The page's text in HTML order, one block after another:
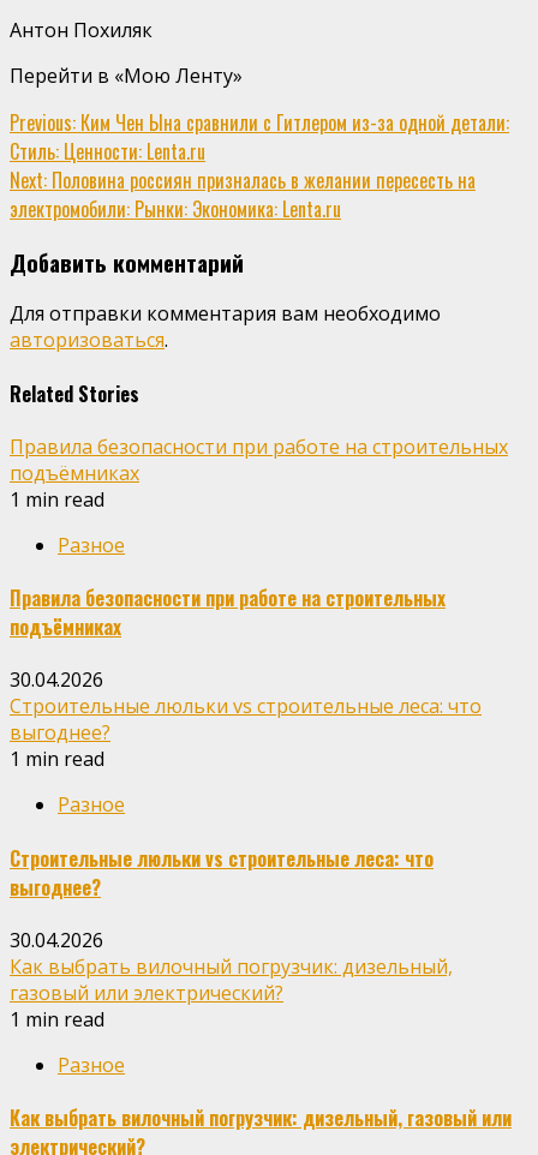
Антон Похиляк
Перейти в «Мою Ленту»
Continue
Reading
Previous: Ким Чен Ына сравнили с Гитлером из-за одной детали:
Стиль: Ценности: Lenta.ru
Next: Половина россиян призналась в желании пересесть на
электромобили: Рынки: Экономика: Lenta.ru
Добавить комментарий
Для отправки комментария вам необходимо
авторизоваться.
Related Stories
Правила безопасности при работе на строительных
подъёмниках
1 min read
Разное
Правила безопасности при работе на строительных
подъёмниках
30.04.2026
Строительные люльки vs строительные леса: что
выгоднее?
1 min read
Разное
Строительные люльки vs строительные леса: что
выгоднее?
30.04.2026
Как выбрать вилочный погрузчик: дизельный,
газовый или электрический?
1 min read
Разное
Как выбрать вилочный погрузчик: дизельный, газовый или
электрический?